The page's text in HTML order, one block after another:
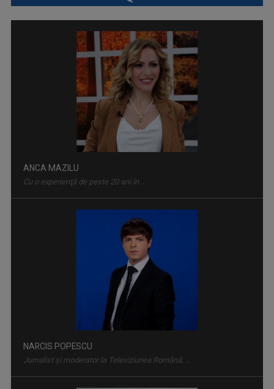
O cronică a trecutului și a destinului unei ...
DOSAR ROMÂNIA
O poveste jurnalistică de prestigiu, în ...
ANCA MAZILU
Cu o experienţă de peste 20 ani în ...
NARCIS POPESCU
Jurnalist și moderator la Televiziunea Română, ...